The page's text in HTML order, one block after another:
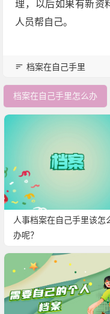
理，以后如果有新资
人员帮自己。
档案在自己手里
档案在自己手里怎么办
人事档案在自己手里该怎
办呢？